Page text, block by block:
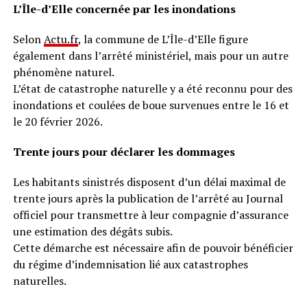
L’Île-d’Elle concernée par les inondations
SelonActu.fr, la commune de L’Île-d’Elle figure
également dans l’arrêté ministériel, mais pour un autre
phénomène naturel.
L’état de catastrophe naturelle y a été reconnu pour des
inondations et coulées de boue survenues entre le 16 et
le 20 février 2026.
Trente jours pour déclarer les dommages
Les habitants sinistrés disposent d’un délai maximal de
trente jours après la publication de l’arrêté au Journal
officiel pour transmettre à leur compagnie d’assurance
une estimation des dégâts subis.
Cette démarche est nécessaire afin de pouvoir bénéficier
du régime d’indemnisation lié aux catastrophes
naturelles.